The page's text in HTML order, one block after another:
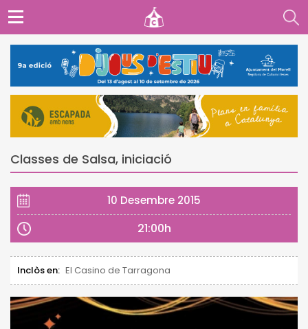
Classes de Salsa, iniciació
10 Desembre 2015
21:00h
Inclòs en: El Casino de Tarragona